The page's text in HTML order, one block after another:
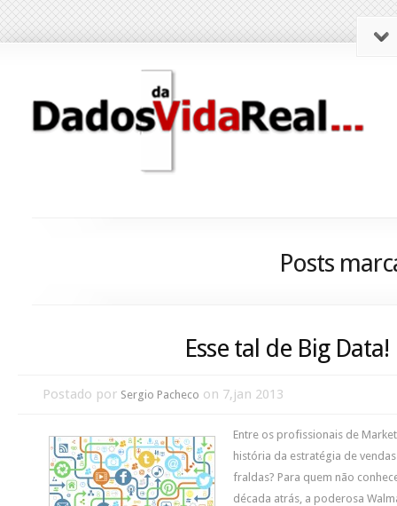
Posts
Esse tal de Big Data!
Postado por Sergio Pacheco on 7,jan 2013
Entre os profissionais de
história da estratégia de
fraldas? Para quem não
década atrás, a poderosa